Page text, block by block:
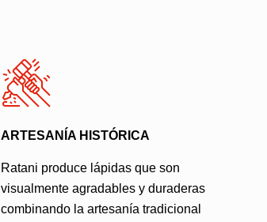
ARTESANÍA HISTÓRICA
Ratani produce lápidas que son
visualmente agradables y duraderas
combinando la artesanía tradicional